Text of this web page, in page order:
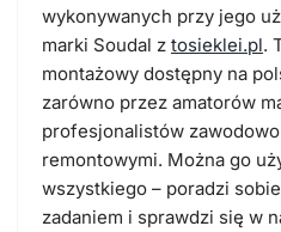
wykonywanych przy jego
marki Soudal z tosieklei.pl.
montażowy dostępny na
zarówno przez amatorów
profesjonalistów
remontowymi. Można go
wszystkiego – poradzi
zadaniem i sprawdzi się w